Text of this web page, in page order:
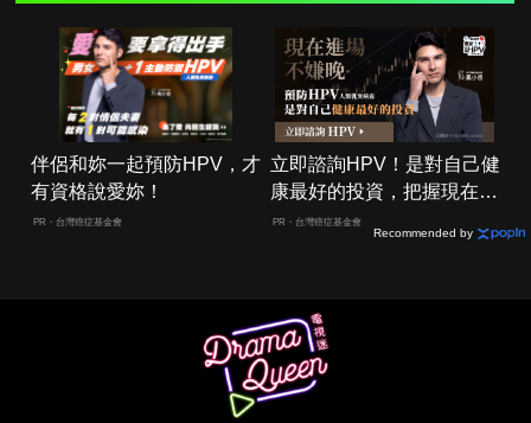
伴侶和妳一起預防HPV，才
有資格說愛妳！
PR・台灣癌症基金會
立即諮詢HPV！是對自己健
康最好的投資，把握現在不
嫌晚！
PR・台灣癌症基金會
Recommended by